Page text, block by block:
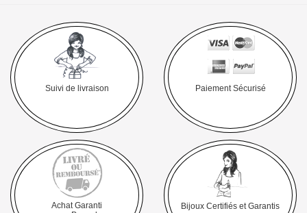
Suivi de livraison Paiement Sécurisé
Achat Garanti
Bijoux Certifiés et Garantis